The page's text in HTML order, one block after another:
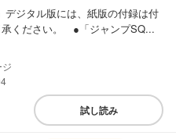
デジタル版には、紙版の付録は付
承ください。 ●「ジャンプSQ...
試し読み